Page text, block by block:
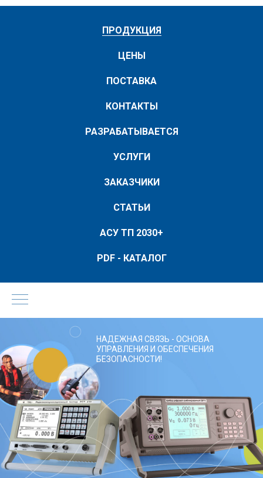
ПРОДУКЦИЯ
ЦЕНЫ
ПОСТАВКА
КОНТАКТЫ
РАЗРАБАТЫВАЕТСЯ
УСЛУГИ
ЗАКАЗЧИКИ
СТАТЬИ
АСУ ТП 2030+
PDF - КАТАЛОГ
НАДЕЖНАЯ СВЯЗЬ - ОСНОВА
УПРАВЛЕНИЯ И ОБЕСПЕЧЕНИЯ
БЕЗОПАСНОСТИ!